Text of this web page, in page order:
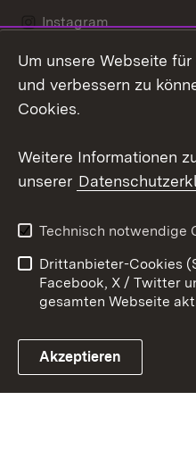
Instagram
Social Wall
Link zum Landesportal
Barrierefreiheit
Impressum
Um unsere Webseite
und verbessern zu
Cookies.
Weitere Informationen
unserer
Technisch notwendige
Drittanbieter-Cookies
Facebook, X / Twitter
gesamten Webseite
Akzeptieren